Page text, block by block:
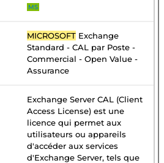
MS
MICROSOFT Exchange
Standard - CAL par Poste -
Commercial - Open Value -
Assurance
Exchange Server CAL (Client
Access License) est une
licence qui permet aux
utilisateurs ou appareils
d'accéder aux services
d'Exchange Server, tels que